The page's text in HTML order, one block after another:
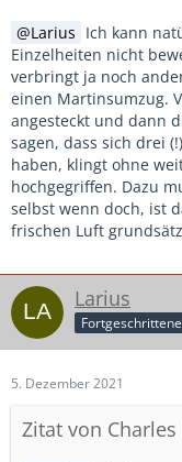
Larius Ich kann
Einzelheiten nicht
verbringt ja noch
einen Martinsumzug.
angesteckt und dann
sagen, dass sich drei
haben, klingt ohne
hochgegriffen. Dazu
selbst wenn doch, ist
frischen Luft
Larius
5. Dezember 2021
Zitat von Charles